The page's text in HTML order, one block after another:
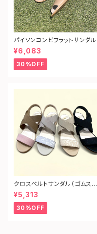
パイソンコンビフラットサンダル
¥6,083
30%OFF
クロスベルトサンダル（ゴムスト
ラップ）
¥5,313
30%OFF